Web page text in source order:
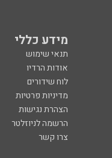
מידע כללי
תנאי שימוש
אודות הרדיו
לוח שידורים
מדיניות פרטיות
הצהרת נגישות
הרשמה לניוזלטר
צרו קשר